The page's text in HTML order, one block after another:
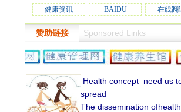
健康资讯 BAIDU 在线翻
赞助链接 Sponsored Links
Health concept need us
spread
The dissemination